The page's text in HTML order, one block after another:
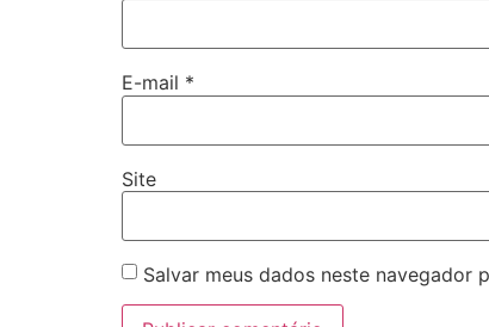
E-mail *
Site
Salvar meus dados neste navegador